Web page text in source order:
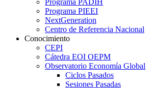
Programa PIEEI
NextGeneration
Centro de Referencia Nacional
Conocimiento
CEPI
Cátedra EOI OEPM
Observatorio Economía Global
Ciclos Pasados
Sesiones Pasadas